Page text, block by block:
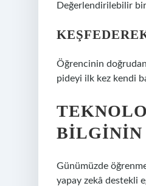
Değerlendirilebilir
Öğrencinin
pideyi ilk kez kendi
BILGININ
Günümüzde
yapay zekâ destekli